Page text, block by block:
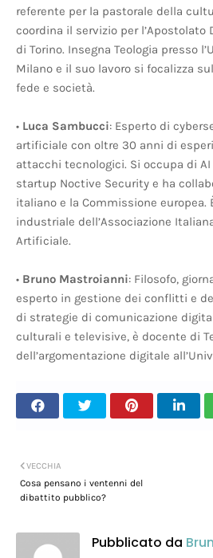
referente per la pastorale della
coordina il servizio per l’Apostolato
di Torino. Insegna Teologia presso
Milano e il suo lavoro si focalizza
fede e società.
• Luca Sambucci: Esperto di
artificiale con oltre 30 anni di
attacchi tecnologici. Si occupa di
startup Noctive Security e ha
italiano e la Commissione europea.
industriale dell’Associazione
Artificiale.
• Bruno Mastroianni: Filosofo,
esperto in gestione dei conflitti e
di strategie di comunicazione
culturali e televisive, è docente di
dell’argomentazione digitale
VECCHIA
Cosa pensano i ventenni del
dibattito pubblico?
Pubblicato da